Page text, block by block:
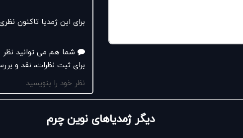
برای این ژمدیا تاکنون
شما هم می توانید نظر
برای ثبت نظرات، نقد و
نظر خود را بنویسید
دیگر ژمدیاهای نوین چرم